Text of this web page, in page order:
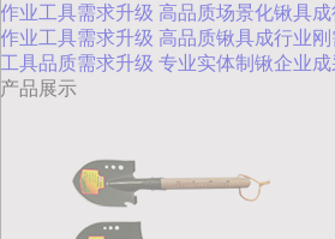
作业工具需求升级 高品质场景化锹具
作业工具需求升级 高品质锹具成行业
工具品质需求升级 专业实体制锹企业
产品展示